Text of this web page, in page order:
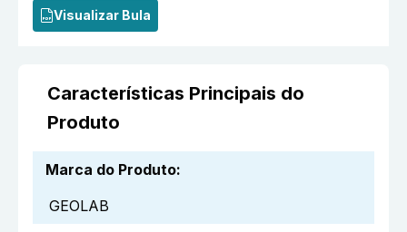
Visualizar Bula
Características Principais do
Produto
Marca do Produto:
GEOLAB